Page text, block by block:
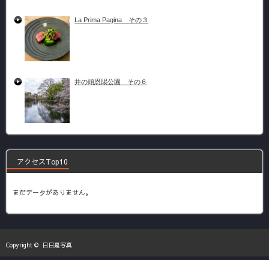
La Prima Pagina その３
井の頭恩賜公園 その６
アクセスTop10
まだデータがありません。
Copyright © 日日是写真